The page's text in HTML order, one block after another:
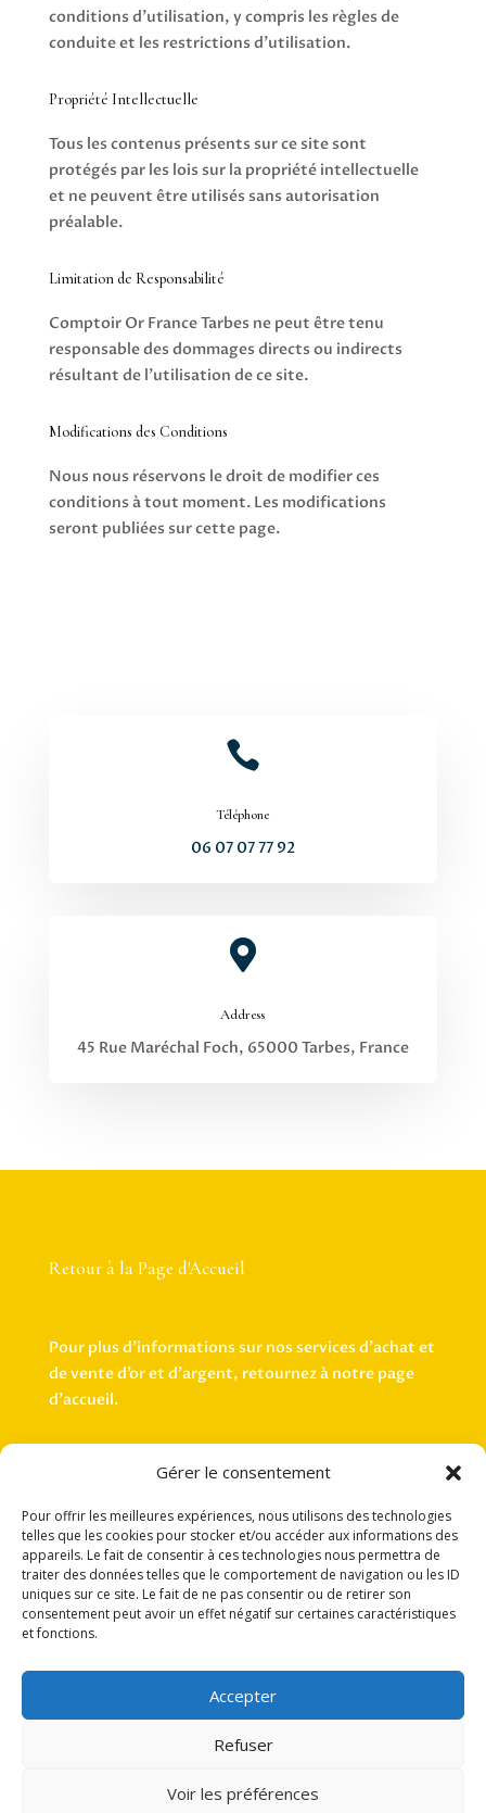
Gérer le consentement
Pour offrir les meilleures expériences, nous utilisons des technologies
telles que les cookies pour stocker et/ou accéder aux informations des
appareils. Le fait de consentir à ces technologies nous permettra de
traiter des données telles que le comportement de navigation ou les ID
uniques sur ce site. Le fait de ne pas consentir ou de retirer son
consentement peut avoir un effet négatif sur certaines caractéristiques
et fonctions.
Accepter
Refuser
Voir les préférences
conditions d’utilisation, y compris les règles de
conduite et les restrictions d’utilisation.
Propriété Intellectuelle
Tous les contenus présents sur ce site sont
protégés par les lois sur la propriété intellectuelle
et ne peuvent être utilisés sans autorisation
préalable.
Limitation de Responsabilité
Comptoir Or France Tarbes ne peut être tenu
responsable des dommages directs ou indirects
résultant de l’utilisation de ce site.
Modifications des Conditions
Nous nous réservons le droit de modifier ces
conditions à tout moment. Les modifications
seront publiées sur cette page.

Téléphone
06 07 07 77 92

Address
45 Rue Maréchal Foch, 65000 Tarbes, France
Retour à la Page d'Accueil
Pour plus d’informations sur nos services d’achat et
de vente d’or et d’argent, retournez à notre page
d’accueil.
Retour à l'Accueil
Politique de confidentialité|
Copyright©2026S.A.R.L. NS AURUM (Sous la marque Comptoir Or France®) All right reserved - Conception et gestion
SARL Animakom